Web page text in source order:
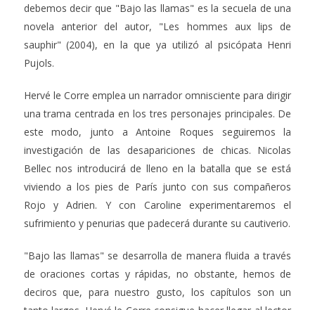
debemos decir que "Bajo las llamas" es la secuela de una
novela anterior del autor, "Les hommes aux lips de
sauphir" (2004), en la que ya utilizó al psicópata Henri
Pujols.
Hervé le Corre emplea un narrador omnisciente para dirigir
una trama centrada en los tres personajes principales. De
este modo, junto a Antoine Roques seguiremos la
investigación de las desapariciones de chicas. Nicolas
Bellec nos introducirá de lleno en la batalla que se está
viviendo a los pies de París junto con sus compañeros
Rojo y Adrien. Y con Caroline experimentaremos el
sufrimiento y penurias que padecerá durante su cautiverio.
"Bajo las llamas" se desarrolla de manera fluida a través
de oraciones cortas y rápidas, no obstante, hemos de
deciros que, para nuestro gusto, los capítulos son un